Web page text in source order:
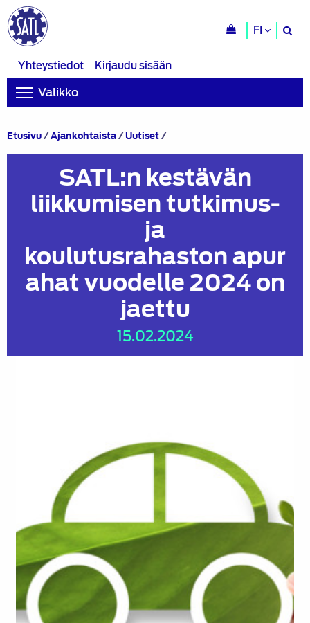
FI
Yhteystiedot
Kirjaudu sisään
Valikko
Etusivu/Ajankohtaista/Uutiset/SATL:n
tutkimus-
ja
koulutusrahaston apurahat
vuodelle
jaettu
SATL:n kestävän
liikkumisen tutkimus-
ja
koulutusrahaston apur
ahat vuodelle 2024 on
jaettu
15.02.2024